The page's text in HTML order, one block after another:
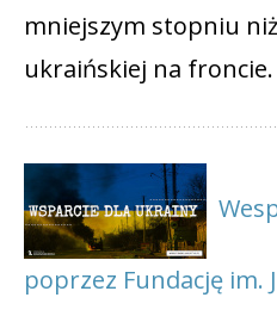
mniejszym stopniu
ukraińskiej na froncie.
poprzez Fundację im.